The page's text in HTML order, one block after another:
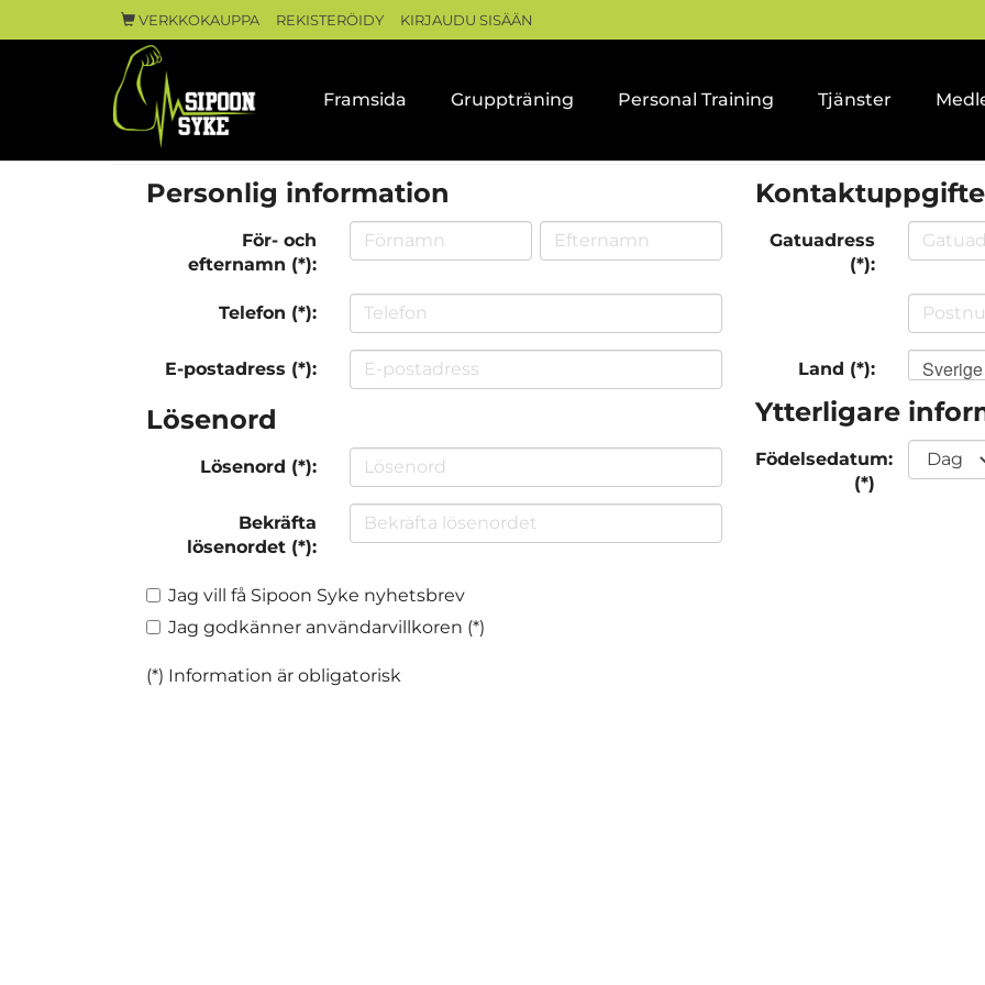
VERKKOKAUPPA REKISTERÖIDY KIRJAUDU SISÄÄN
Framsida Gruppträning Personal Training Tjänster
Personlig information
För- och
efternamn (*):
Telefon (*):
E-postadress (*):
Lösenord
Lösenord (*):
Bekräfta
lösenordet (*):
Gatuadress
(*):
Land (*): Sverige
Ytterligare
Födelsedatum:
(*)
Jag vill få Sipoon Syke nyhetsbrev
Jag godkänner användarvillkoren (*)
(*) Information är obligatorisk